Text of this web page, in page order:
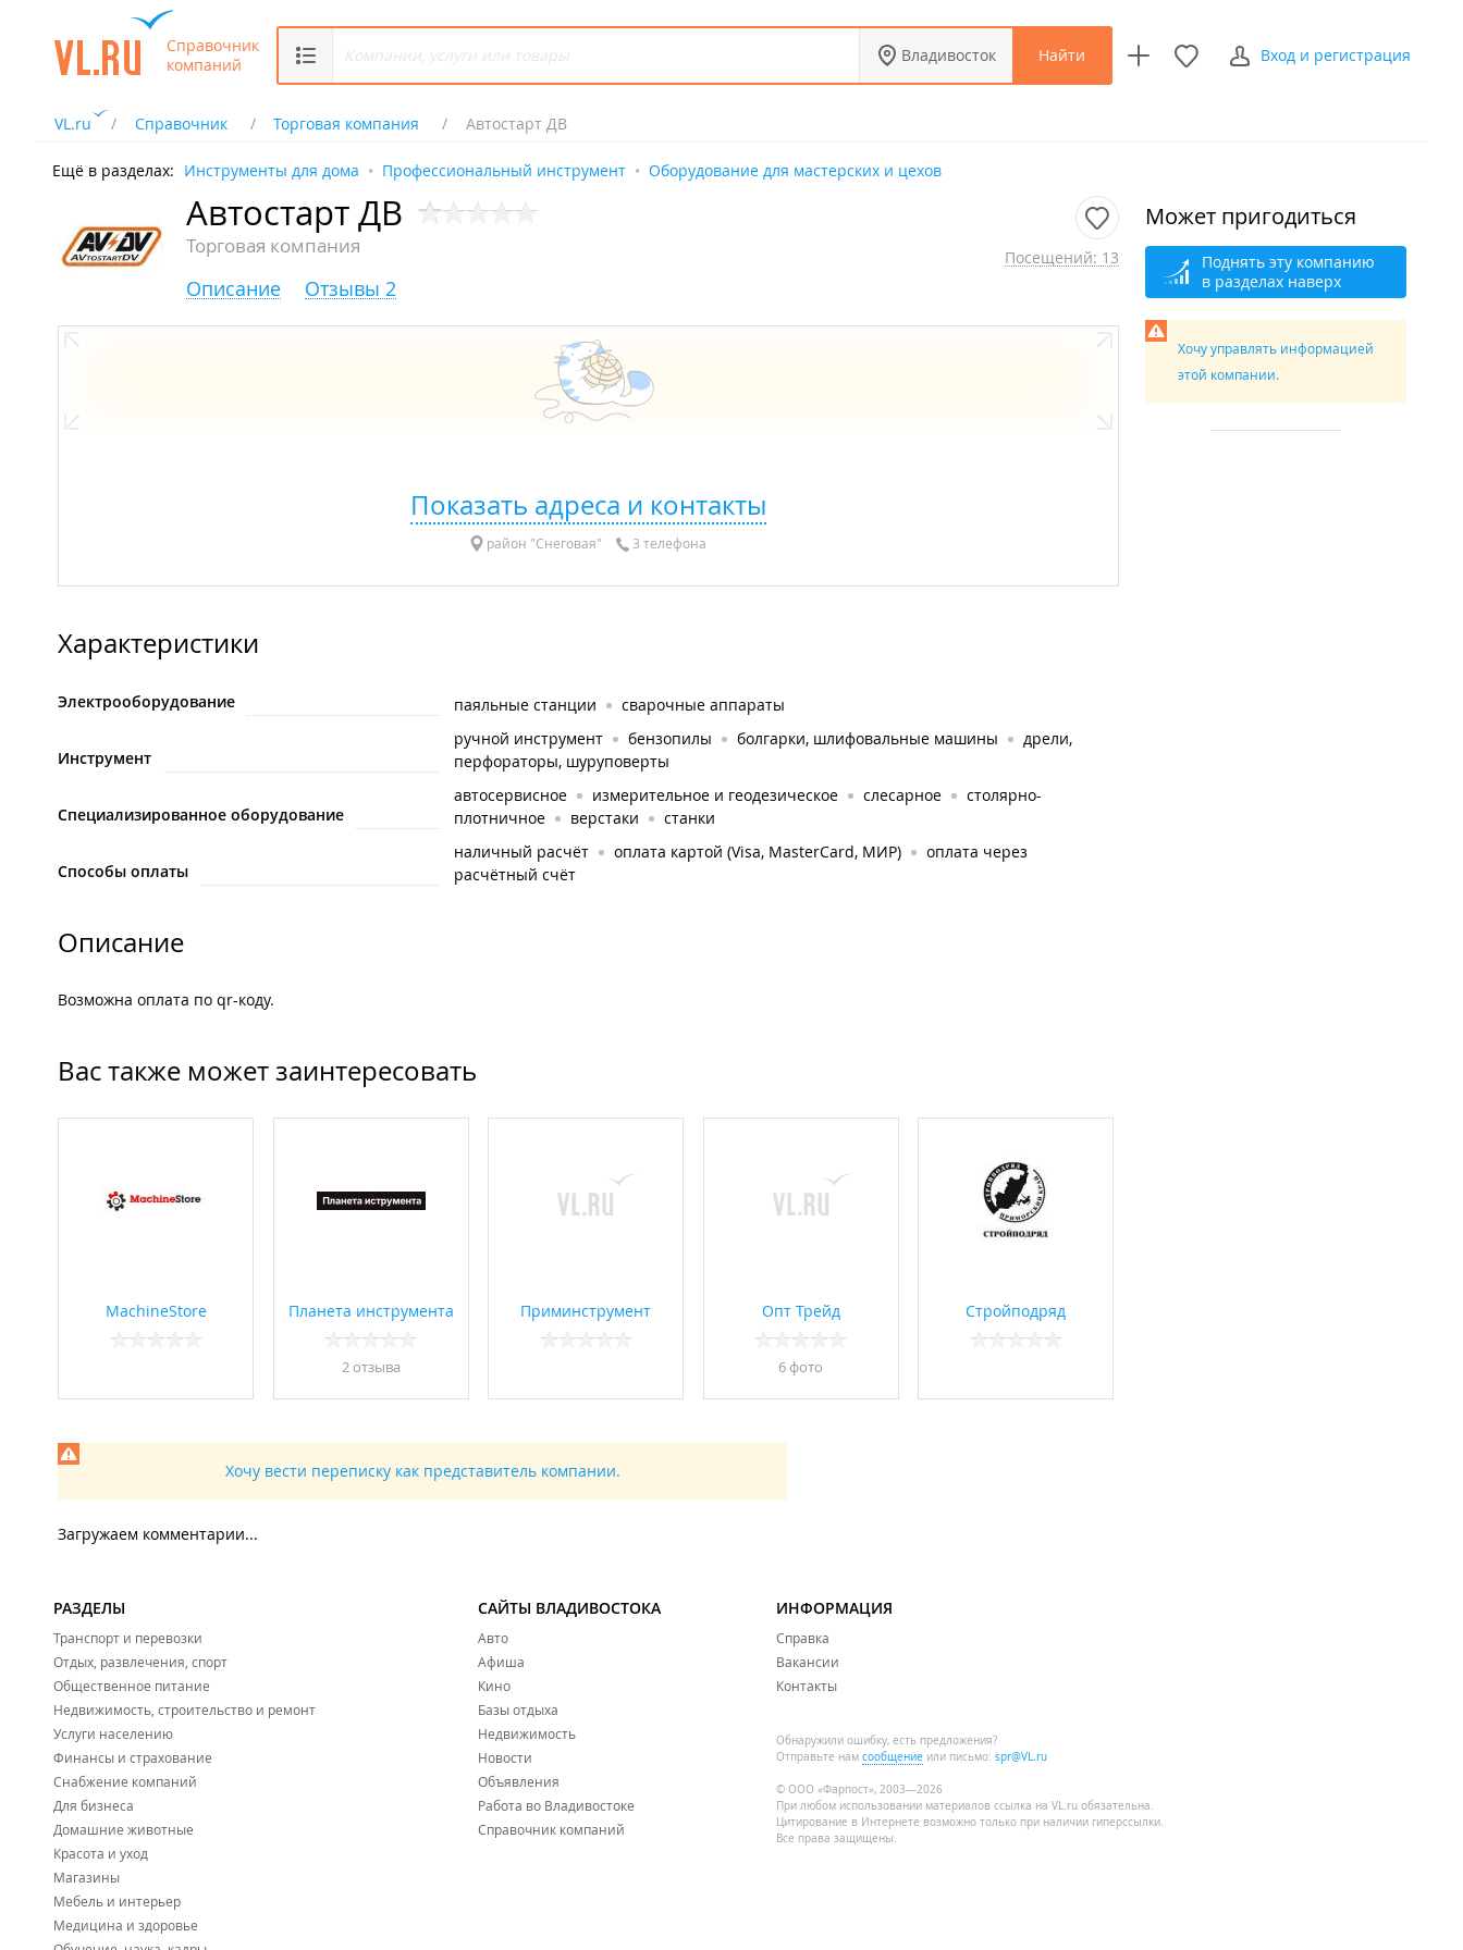
Справочник
компаний
Владивосток Найти Вход и регистрация
VL.ru Справочник Торговая компания Автостарт ДВ
Ещё в разделах: Инструменты для дома Профессиональный инструмент Оборудование для мастерских и цехов
Автостарт ДВ
Торговая компания Посещений: 13
Описание Отзывы 2
Показать адреса и контакты
район "Снеговая" 3 телефона
Характеристики
Электрооборудование паяльные станции сварочные аппараты
Инструмент
ручной инструмент бензопилы болгарки, шлифовальные машины
дрели,
перфораторы, шуруповерты
Специализированное оборудование
автосервисное измерительное и геодезическое слесарное
столярно-
плотничное
верстаки станки
Способы оплаты
наличный расчёт оплата картой (Visa, MasterCard, МИР)
оплата через
расчётный счёт
Описание
Возможна оплата по qr-коду.
Вас также может заинтересовать
MachineStore Планета инструмента
2 отзывa
Приминструмент Опт Трейд
6 фото
Стройподряд
Хочу вести переписку как представитель компании.
Загружаем комментарии...
Может пригодиться
Поднять эту компанию
в разделах наверх
Хочу управлять информацией
этой компании.
РАЗДЕЛЫ
Транспорт и перевозки
Отдых, развлечения, спорт
Общественное питание
Недвижимость, строительство и ремонт
Услуги населению
Финансы и страхование
Снабжение компаний
Для бизнеса
Домашние животные
Красота и уход
Магазины
Мебель и интерьер
Медицина и здоровье
САЙТЫ ВЛАДИВОСТОКА
Авто
Афиша
Кино
Базы отдыха
Недвижимость
Новости
Объявления
Работа во Владивостоке
Справочник компаний
ИНФОРМАЦИЯ
Справка
Вакансии
Контакты
Обнаружили ошибку, есть предложения?
Отправьте нам сообщение или письмо: spr@VL.ru
© ООО «Фарпост», 2003—2026
При любом использовании материалов ссылка на VL.ru обязательна.
Цитирование в Интернете возможно только при наличии гиперссылки.
Все права защищены.